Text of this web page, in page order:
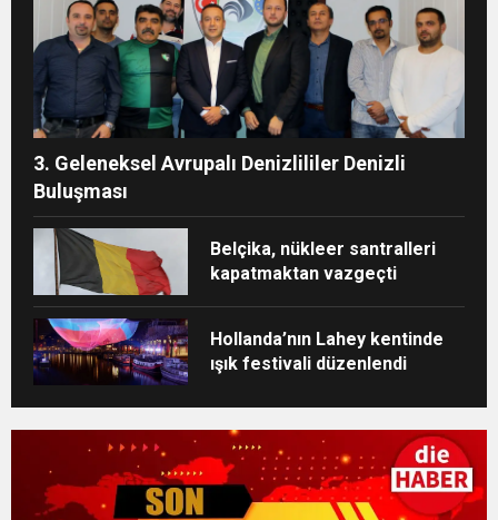
3. Geleneksel Avrupalı Denizlililer Denizli
Buluşması
Belçika, nükleer santralleri
kapatmaktan vazgeçti
Hollanda’nın Lahey kentinde
ışık festivali düzenlendi